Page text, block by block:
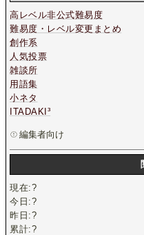
高レベル非公式難易度
難易度・レベル変更まとめ
創作系
人気投票
雑談所
用語集
小ネタ
ITADAKI³
編集者向け
現在:?
今日:?
昨日:?
累計:?